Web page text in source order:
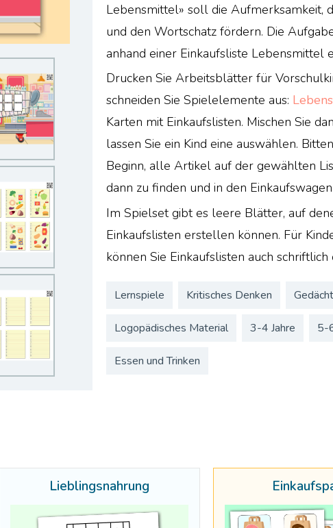
Lebensmittel» soll die Aufmerksamkeit,
und den Wortschatz fördern. Die
anhand einer Einkaufsliste Lebensmittel
Drucken Sie Arbeitsblätter für
schneiden Sie Spielelemente aus:
Karten mit Einkaufslisten. Mischen Sie
lassen Sie ein Kind eine auswählen.
Beginn, alle Artikel auf der gewählten
dann zu finden und in den
Im Spielset gibt es leere Blätter, auf
Einkaufslisten erstellen können. Für
können Sie Einkaufslisten auch
Lernspiele Kritisches Denken
Logopädisches Material 3-4 Jahre 5-
Essen und Trinken
Lieblingsnahrung